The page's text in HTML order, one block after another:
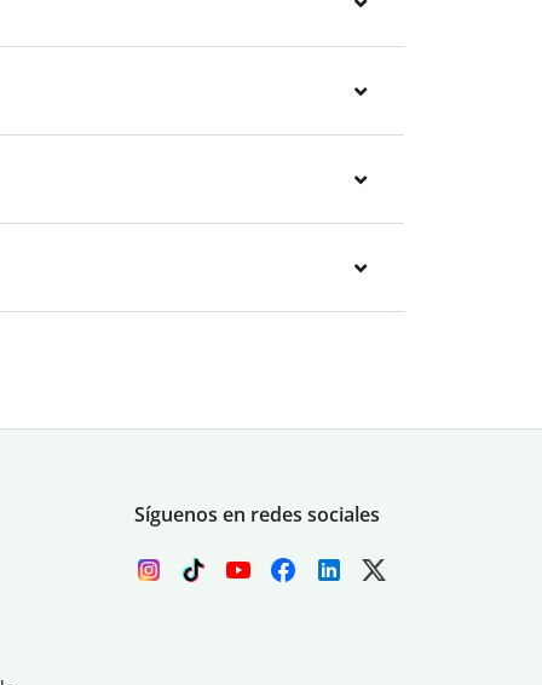
Síguenos en redes sociales